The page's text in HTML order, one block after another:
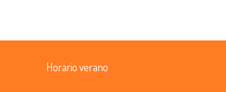
Horario verano